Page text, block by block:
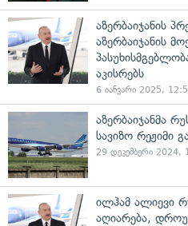
აზერბაიჯანის
აზერბაიჯანის
აკისრებს
6 იანვარი 2025,
აზერბაიჯანმა
სავიზო რეჟიმი
29 დეკემბერი 2024,
ილჰამ ალიევი
აღიარება,